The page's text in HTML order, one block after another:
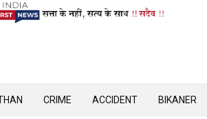
CRIME ACCIDENT BIKANER